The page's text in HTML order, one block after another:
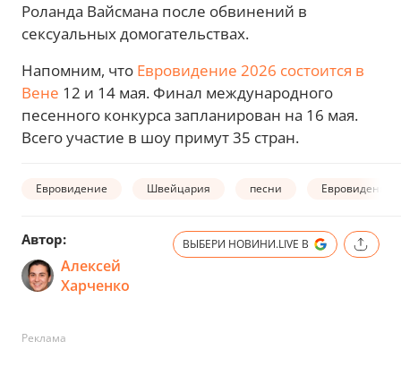
Роланда Вайсмана после обвинений в
сексуальных домогательствах.
Напомним, что Евровидение 2026 состоится в
Вене 12 и 14 мая. Финал международного
песенного конкурса запланирован на 16 мая.
Всего участие в шоу примут 35 стран.
Евровидение Швейцария песни Евровидение
Автор:
Алексей
Харченко
ВЫБЕРИ НОВИНИ.LIVE В
Реклама